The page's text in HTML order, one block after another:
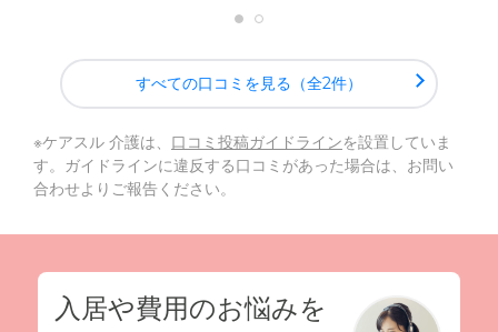
すべての口コミを見る（全2件）
※ケアスル 介護は、 口コミ投稿ガイドラインを設置していま
す。ガイドラインに違反する口コミがあった場合は、お問い
合わせよりご報告ください。
入居や費用のお悩みを